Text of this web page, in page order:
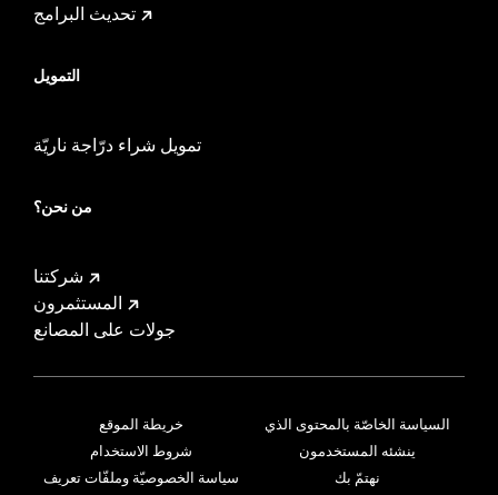
تحديث البرامج
التمويل
تمويل شراء درّاجة ناريّة
من نحن؟
شركتنا
المستثمرون
جولات على المصانع
خريطة الموقع
شروط الاستخدام
سياسة الخصوصيّة وملفّات تعريف
السياسة الخاصّة بالمحتوى الذي
ينشئه المستخدمون
نهتمّ بك